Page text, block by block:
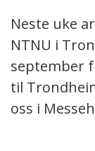
Neste uke
NTNU i
september
til
oss i